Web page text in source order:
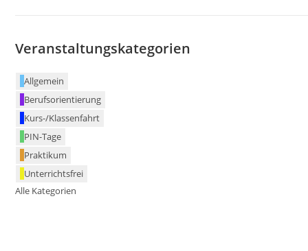
Veranstaltungskategorien
Allgemein
Berufsorientierung
Kurs-/Klassenfahrt
PIN-Tage
Praktikum
Unterrichtsfrei
Alle Kategorien